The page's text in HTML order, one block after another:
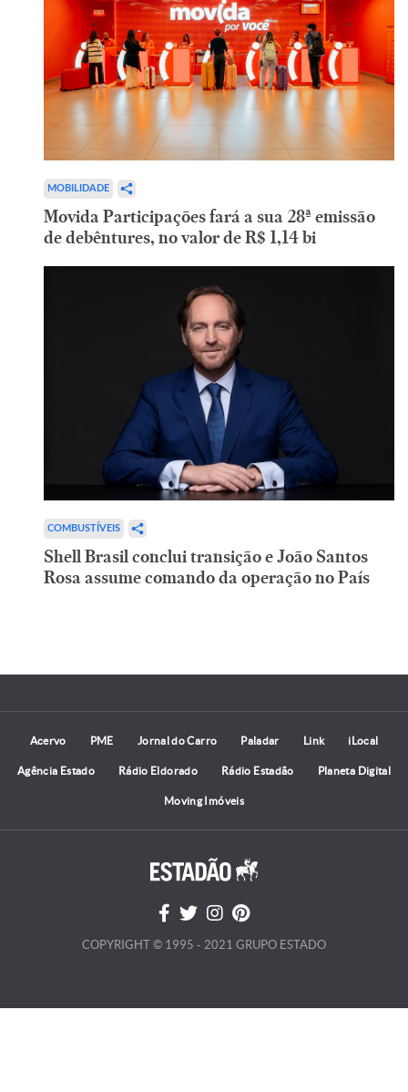
MOBILIDADE
Movida Participações fará a sua 28ª emissão
de debêntures, no valor de R$ 1,14 bi
COMBUSTÍVEIS
Shell Brasil conclui transição e João Santos
Rosa assume comando da operação no País
Acervo PME Jornal do Carro Paladar Link iLocal
Agência Estado Rádio Eldorado Rádio Estadão Planeta Digital
Moving Imóveis
COPYRIGHT © 1995 - 2021 GRUPO ESTADO